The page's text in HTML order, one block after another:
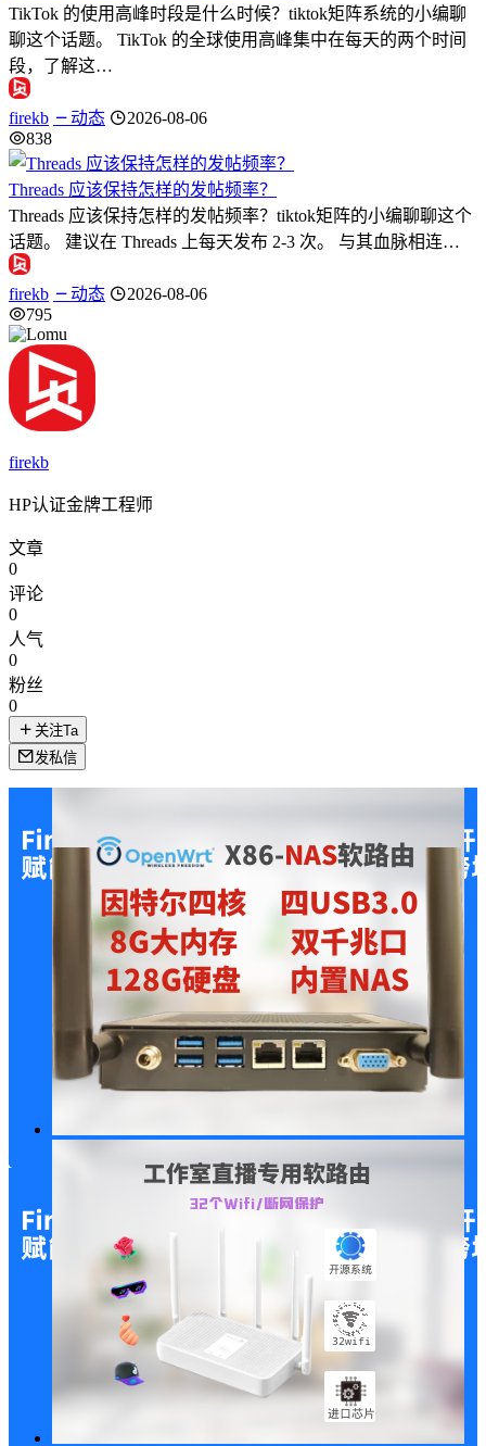
TikTok 的使用高峰时段是什么时候？tiktok矩阵系统的小编聊
聊这个话题。 TikTok 的全球使用高峰集中在每天的两个时间
段，了解这…
firekb 动态
2026-08-06
838
Threads 应该保持怎样的发帖频率？
Threads 应该保持怎样的发帖频率？tiktok矩阵的小编聊聊这个
话题。 建议在 Threads 上每天发布 2-3 次。 与其血脉相连…
firekb 动态
2026-08-06
795
firekb
HP认证金牌工程师
文章
0
评论
0
人气
0
粉丝
0
关注Ta
发私信